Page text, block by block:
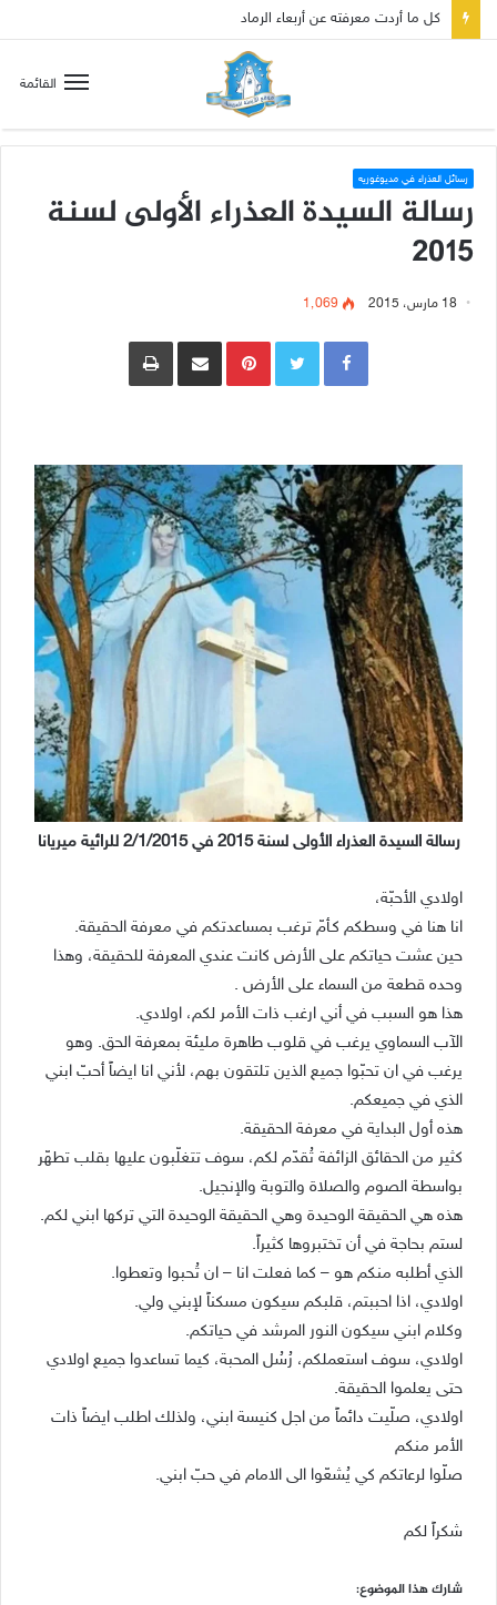
القائمة
رسائل العذراء في مديوغوريه
رسالة السيدة العذراء الأولى لسنة
2015
18 مارس، 2015 1٬069
Pinterestمشاركة عبر البريد طباعة
رسالة السيدة العذراء الأولى لسنة 2015 في 2/1/2015 للرائية ميريانا
اولادي الأحبّة،
انا هنا في وسطكم كـأمّ ترغب بمساعدتكم في معرفة الحقيقة.
حين عشت حياتكم على الأرض كانت عندي المعرفة للحقيقة، وهذا
وحده قطعة من السماء على الأرض .
هذا هو السبب في أني ارغب ذات الأمر لكم، اولادي.
الآب السماوي يرغب في قلوب طاهرة مليئة بمعرفة الحق. وهو
يرغب في ان تحبّوا جميع الذين تلتقون بهم، لأني انا ايضاً أحبّ ابني
الذي في جميعكم.
هذه أول البداية في معرفة الحقيقة.
كثير من الحقائق الزائفة تُقدّم لكم، سوف تتغلّبون عليها بقلب تطهّر
بواسطة الصوم والصلاة والتوبة والإنجيل.
هذه هي الحقيقة الوحيدة وهي الحقيقة الوحيدة التي تركها ابني لكم.
لستم بحاجة في أن تختبروها كثيراً.
الذي أطلبه منكم هو – كما فعلت انا – ان تُحبوا وتعطوا.
اولادي، اذا احببتم، قلبكم سيكون مسكناً لإبني ولي.
وكلام ابني سيكون النور المرشد في حياتكم.
اولادي، سوف استعملكم، رُسُل المحبة، كيما تساعدوا جميع اولادي
حتى يعلموا الحقيقة.
اولادي، صلّيت دائماً من اجل كنيسة ابني، ولذلك اطلب ايضاً ذات
الأمر منكم
صلّوا لرعاتكم كي يُشعّوا الى الامام في حبّ ابني.
شكراً لكم
شارك هذا الموضوع: